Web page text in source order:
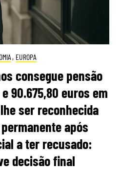
, EUROPA
consegue pensão
90.675,80 euros em
ser reconhecida
após
a ter recusado:
decisão final